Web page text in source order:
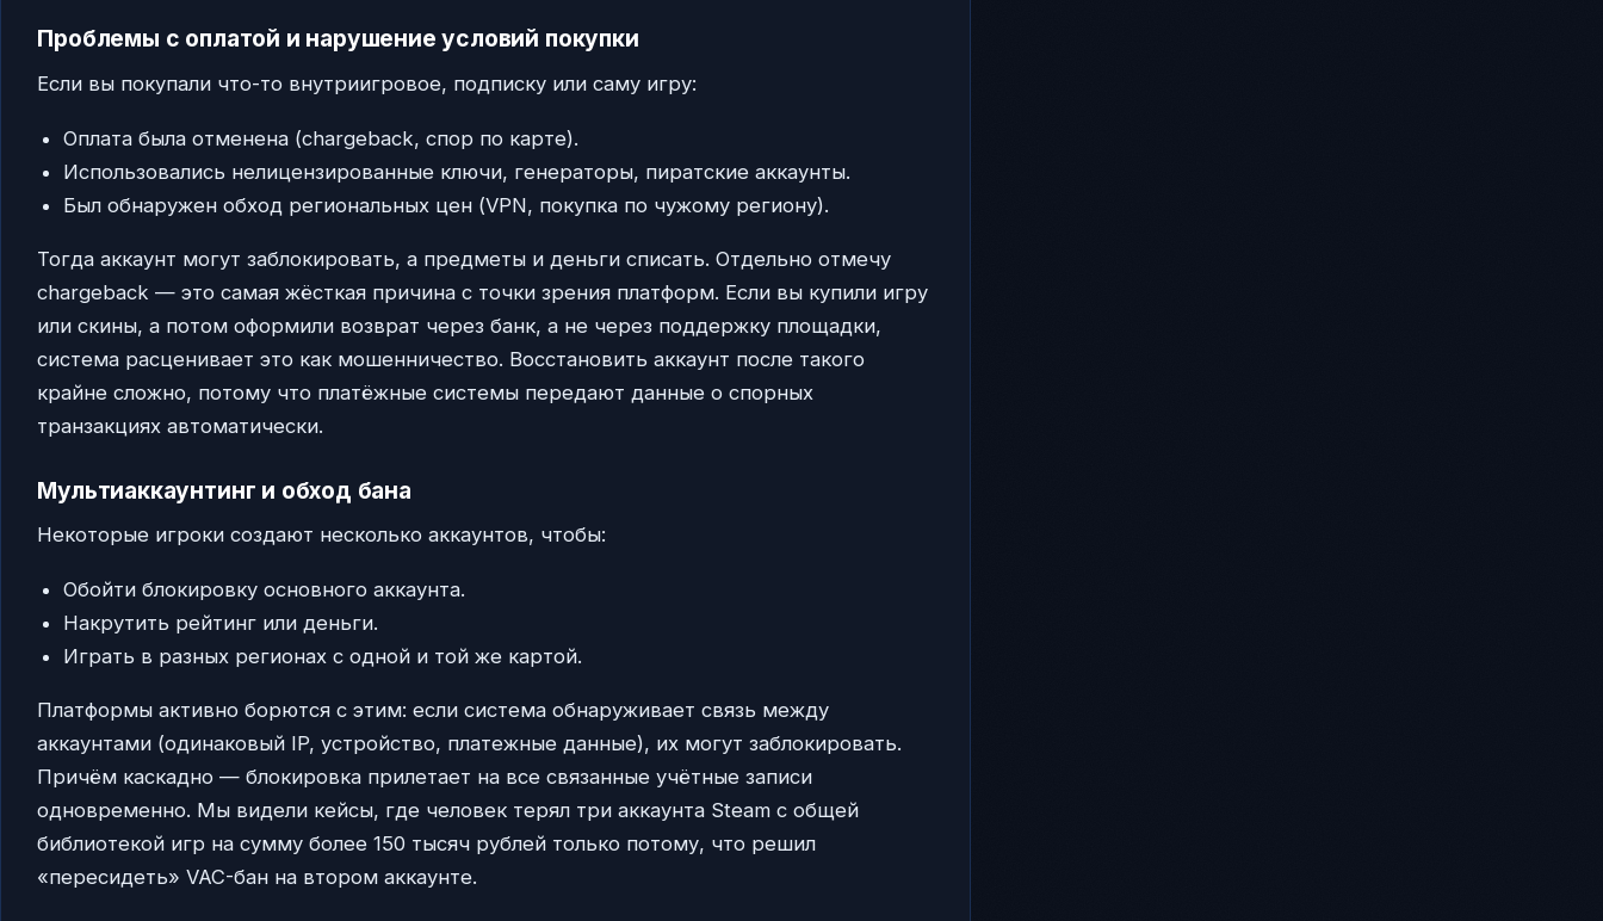
Проблемы с оплатой и нарушение условий покупки
Если вы покупали что-то внутриигровое, подписку или саму игру:
Оплата была отменена (chargeback, спор по карте).
Использовались нелицензированные ключи, генераторы, пиратские аккаунты.
Был обнаружен обход региональных цен (VPN, покупка по чужому региону).
Тогда аккаунт могут заблокировать, а предметы и деньги списать. Отдельно отмечу
chargeback — это самая жёсткая причина с точки зрения платформ. Если вы купили игру
или скины, а потом оформили возврат через банк, а не через поддержку площадки,
система расценивает это как мошенничество. Восстановить аккаунт после такого
крайне сложно, потому что платёжные системы передают данные о спорных
транзакциях автоматически.
Мультиаккаунтинг и обход бана
Некоторые игроки создают несколько аккаунтов, чтобы:
Обойти блокировку основного аккаунта.
Накрутить рейтинг или деньги.
Играть в разных регионах с одной и той же картой.
Платформы активно борются с этим: если система обнаруживает связь между
аккаунтами (одинаковый IP, устройство, платежные данные), их могут заблокировать.
Причём каскадно — блокировка прилетает на все связанные учётные записи
одновременно. Мы видели кейсы, где человек терял три аккаунта Steam с общей
библиотекой игр на сумму более 150 тысяч рублей только потому, что решил
«пересидеть» VAC-бан на втором аккаунте.